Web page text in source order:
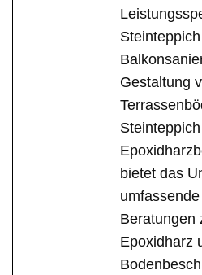
Gestaltung
bietet das
Beratungen
Epoxidharz